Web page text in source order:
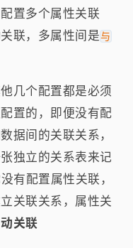
置多个属性关联
联，多属性间是与
几个配置都是必须
置的，即便没有配
据间的关联关系，
独立的关系表来记
有配置属性关联，
关联关系，属性关
关联